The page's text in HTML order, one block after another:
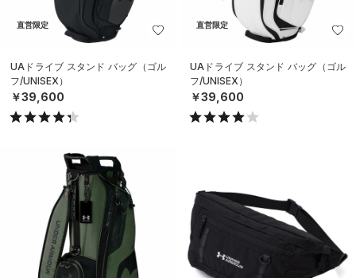
直営限定
UAドライブ スタンド バッグ（ゴル
フ/UNISEX）
￥39,600
直営限定
UAドライブ スタンド バッグ（ゴル
フ/UNISEX）
￥39,600